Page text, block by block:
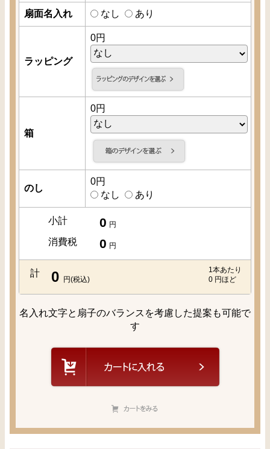
扇面名入れ なし あり
ラッピング
0円
箱
0円
のし
0円
なし
あり
小計 0 円
消費税 0 円
1本あたり
0 円ほど
計 0 円(税込)
名入れ文字と扇子のバランスを考慮した提案も可能で
す